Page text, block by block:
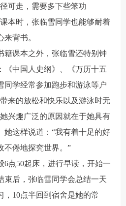
可走，需要多下些笨功
本时，张临雪同学也能够耐着
背书。
籍课本之外，张临雪还特别钟
《中国人史纲》、《万历十五
同学经常参加跑步和游泳等户
来的放松和快乐以及游泳时无
兴趣广泛的原因就在于她具有
她这样说道：“我有着十足的好
不倦地探究世界。”
6点50起床，进行早读，开始一
束后，张临雪同学会总结一天
，10点半回到宿舍是她的常